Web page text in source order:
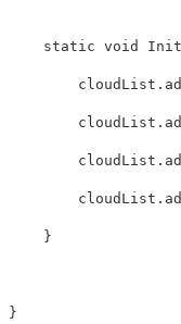
static void
        cloudList
.
        cloudList
.
        cloudList
.
        cloudList
.
}
}